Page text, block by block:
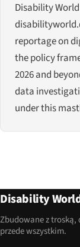
Disability
reportage on
the policy
2026 and
data
under this
Disability
Zbudowane z troską,
przede wszystkim.